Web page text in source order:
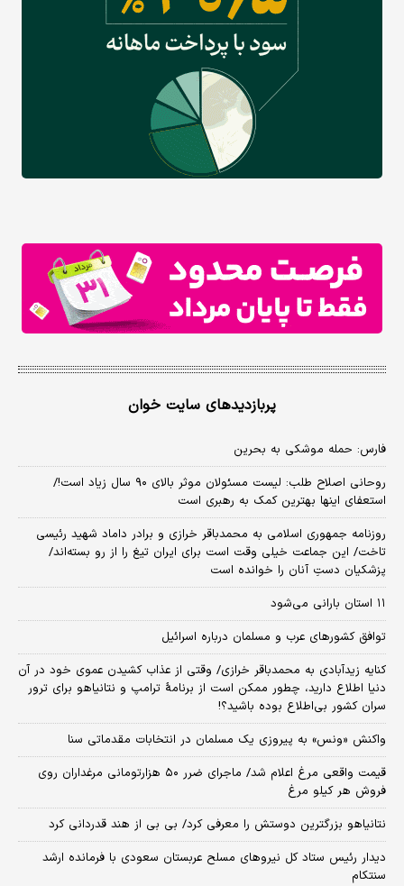
پربازدیدهای سایت خوان
فارس: حمله موشکی به بحرین
روحانی اصلاح طلب: ‌لیست مسئولان موثر بالای ۹۰ سال زیاد است!/
استعفای اینها بهترین کمک به رهبری است
روزنامه جمهوری اسلامی به محمدباقر خرازی و برادر داماد شهید رئیسی
تاخت/ این جماعت خیلی وقت است برای ایران تیغ را از رو بسته‌اند/
پزشکیان دستِ آنان را خوانده است
۱۱ استان بارانی می‌شود
توافق کشورهای عرب و مسلمان درباره اسرائیل
کنایه زیدآبادی به محمدباقر خرازی/ وقتی از عذاب کشیدن عموی خود در آن
دنیا اطلاع دارید، چطور ممکن است از برنامهٔ ترامپ و نتانیاهو برای ترور
سران کشور بی‌اطلاع بوده باشید؟!
واکنش «ونس» به پیروزی یک مسلمان در انتخابات مقدماتی سنا
قیمت واقعی مرغ اعلام شد/ ماجرای ضرر ۵۰ هزارتومانی مرغداران روی
فروش هر کیلو مرغ
نتانیاهو بزرگترین دوستش را معرفی کرد/ بی بی از هند قدردانی کرد
دیدار رئیس ستاد کل نیروهای مسلح عربستان سعودی با فرمانده ارشد
سنتکام